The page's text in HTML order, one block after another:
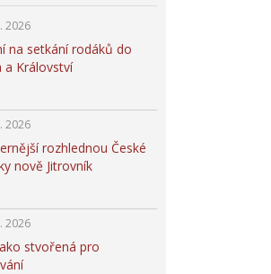
2026
na setkání rodáků do
a Království
2026
rozhlednou České
nově Jitrovník
2026
stvořená pro